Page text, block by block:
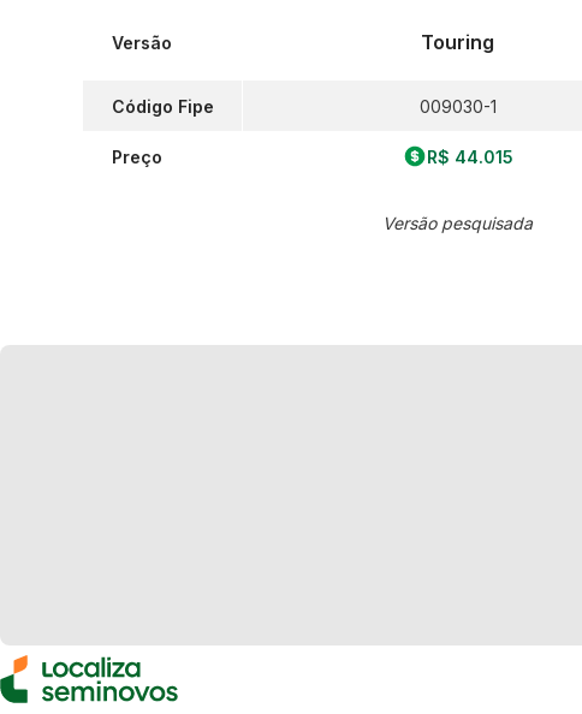
Versão
Código Fipe
Preço
Touring
009030-1
R$ 44.015
Versão pesquisada